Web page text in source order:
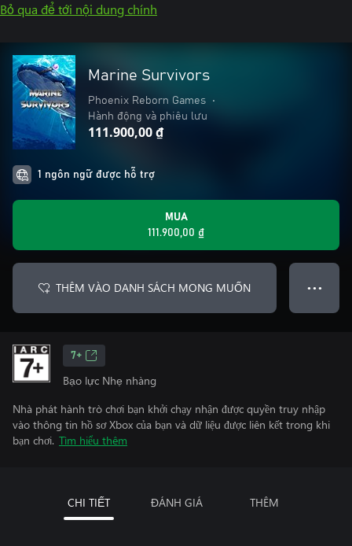
Bỏ qua để tới nội dung chính
Marine Survivors
Phoenix Reborn Games
•
Hành động và phiêu lưu
111.900,00 ₫
1 ngôn ngữ được hỗ trợ
MUA
111.900,00 ₫
THÊM VÀO DANH SÁCH MONG MUỐN ● ● ●
7+
Bạo lực Nhẹ nhàng
Nhà phát hành trò chơi bạn khởi chạy nhận được quyền truy nhập
vào thông tin hồ sơ Xbox của bạn và dữ liệu được liên kết trong khi
bạn chơi. Tìm hiểu thêm
CHI TIẾT ĐÁNH GIÁ THÊM